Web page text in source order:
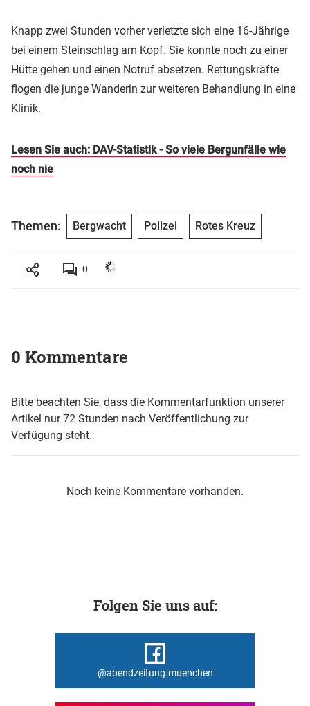
Knapp zwei Stunden vorher verletzte sich eine 16-Jährige
bei einem Steinschlag am Kopf. Sie konnte noch zu einer
Hütte gehen und einen Notruf absetzen. Rettungskräfte
flogen die junge Wanderin zur weiteren Behandlung in eine
Klinik.
Lesen Sie auch: DAV-Statistik - So viele Bergunfälle wie
noch nie
Themen: Bergwacht Polizei Rotes Kreuz
0
0 Kommentare
Bitte beachten Sie, dass die Kommentarfunktion unserer
Artikel nur 72 Stunden nach Veröffentlichung zur
Verfügung steht.
Noch keine Kommentare vorhanden.
Folgen Sie uns auf:
@abendzeitung.muenchen